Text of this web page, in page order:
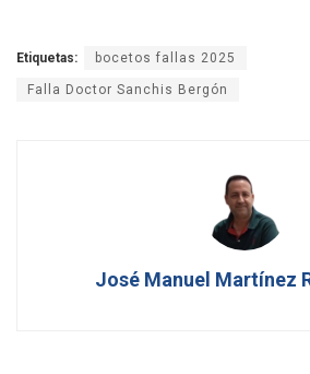
Etiquetas: bocetos fallas 2025
Falla Doctor Sanchis Bergón
José Manuel Martínez